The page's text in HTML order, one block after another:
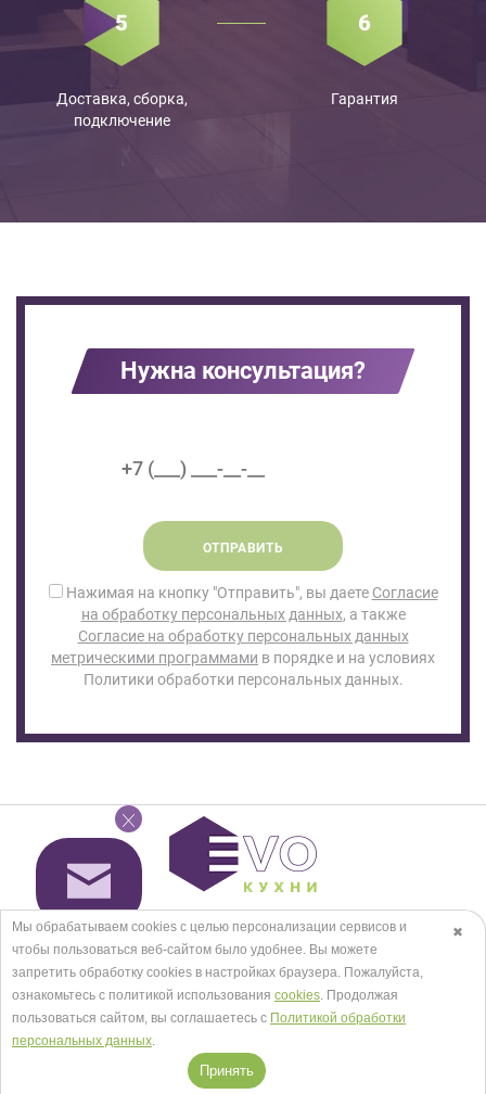
Доставка, сборка,
подключение
Гарантия
Нужна консультация?
ОТПРАВИТЬ
Нажимая на кнопку "Отправить", вы даете Согласие
на обработку персональных данных, а также
Согласие на обработку персональных данных
метрическими программами в порядке и на условиях
Политики обработки персональных данных.
Салоны в Москве
Посмотреть на карте
+7 (495) 118-29-30
Заказать звонок
✖
Мы обрабатываем cookies с целью персонализации сервисов и
чтобы пользоваться веб-сайтом было удобнее. Вы можете
запретить обработку сookies в настройках браузера. Пожалуйста,
ознакомьтесь с политикой использования cookies. Продолжая
пользоваться сайтом, вы соглашаетесь с Политикой обработки
персональных данных.
Принять